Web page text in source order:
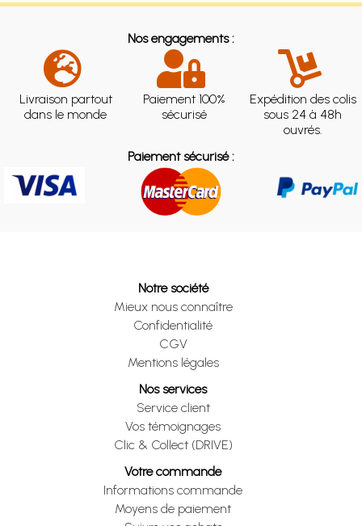
Nos engagements :
Livraison partout
dans le monde
Paiement 100%
sécurisé
Expédition des colis
sous 24 à 48h
ouvrés.
Paiement sécurisé :
Notre société
Mieux nous connaître
Confidentialité
CGV
Mentions légales
Nos services
Service client
Vos témoignages
Clic & Collect (DRIVE)
Votre commande
Informations commande
Moyens de paiement